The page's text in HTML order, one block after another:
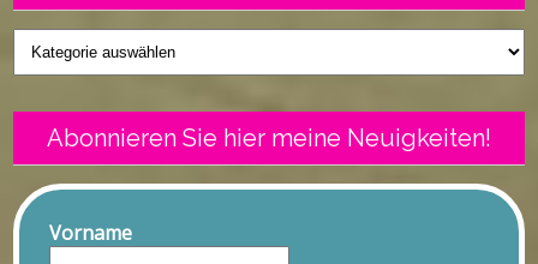
Geschriebenes
Abonnieren Sie hier meine Neuigkeiten!
Vorname